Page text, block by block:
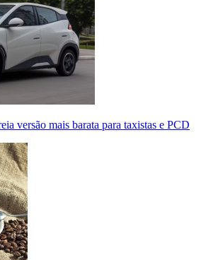
versão mais barata para taxistas e PCD